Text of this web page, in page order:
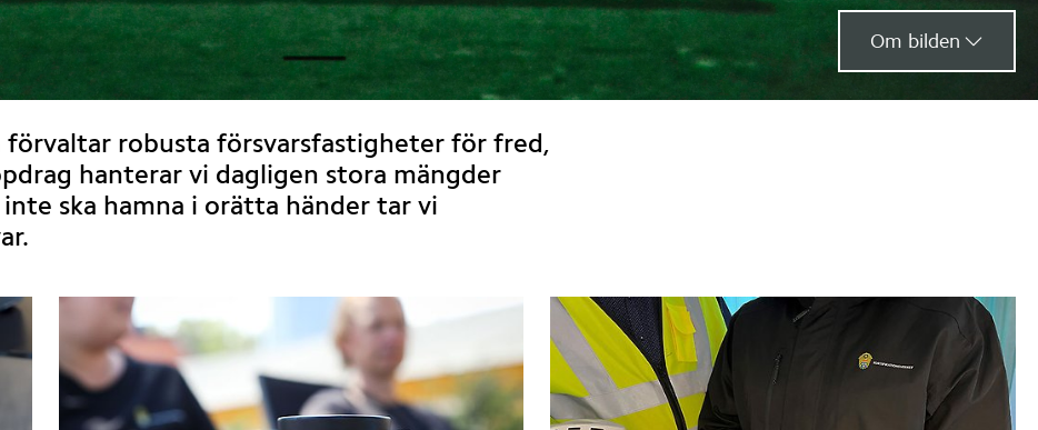
Om bilden
robusta försvarsfastigheter för fred,
hanterar vi dagligen stora mängder
ska hamna i orätta händer tar vi